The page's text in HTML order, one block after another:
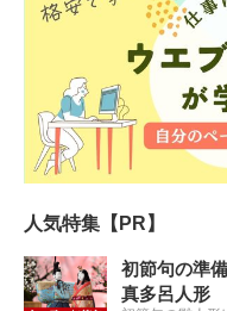
人気特集【PR】
初節句の準
真多呂人形